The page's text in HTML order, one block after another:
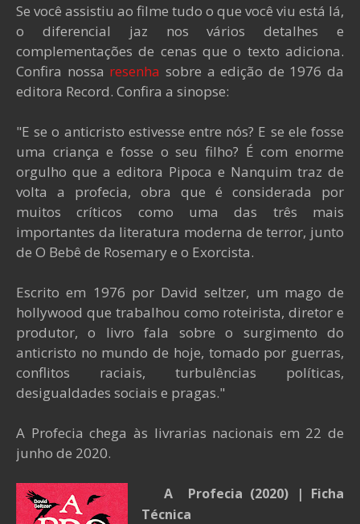
Se você assistiu ao filme tudo o que você viu está lá,
o diferencial jaz nos vários detalhes e
complementações de cenas que o texto adiciona.
Confira nossa resenha sobre a edição de 1976 da
editora Record. Confira a sinopse:
"E se o anticristo estivesse entre nós? E se ele fosse
uma criança e fosse o seu filho? É com enorme
orgulho que a editora Pipoca e Nanquim traz de
volta a profecia, obra que é considerada por
muitos críticos como uma das três mais
importantes da literatura moderna de terror, junto
de O Bebê de Rosemary e o Exorcista.
Escrito em 1976 por David seltzer, um mago de
hollywood que trabalhou como roteirista, diretor e
produtor, o livro fala sobre o surgimento do
anticristo no mundo de hoje, tomado por guerras,
conflitos raciais, turbulências políticas,
desigualdades sociais e pragas."
A Profecia chega às livrarias nacionais em 22 de
junho de 2020.
A Profecia (2020) | Ficha
Técnica